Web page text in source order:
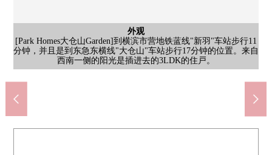
外观
[Park Homes大仓山Garden]到横滨市营地铁蓝线"新羽"车站步行11
分钟，并且是到东急东横线"大仓山"车站步行17分钟的位置。来自
西南一侧的阳光是插进去的3LDK的住戸。
门口
门口
其他
走廊
洗脸
盥洗台
厕所
厕所
公共汽车
浴室
其他当地
专用院子
其他当地
专用院子
外观
外观
外观
[当地外观照片]2021年12月築，三井不动产RESIDENTIAL株式会
社开发并分售。智能快递柜被共用部设定。不关系到在家、不
在，可以行李的领取。
入口
种植被给予，被切身感到绿以及四季的变化。57户总户数。三井
不动产RESIDENTIAL是株式会社开发并分售的RC造Mansion。
入口
[入口]植物的格林在有稳重的感的设计映照的入口。把居民和气地
接来。
入口
[入口]Mansion入口附近在打伞，因为有屋顶所以回家了的时候，
不惊慌失措而能把伞闭起来。
入口
[入口]有像酒店那样的高级感的宽敞的入口。是开放感觉充满的空
间。
入口
[入口]是有稳重的感的门被设立的精彩地有魅力的入口。经过提炼
的设计被从入口采用。
入口
[入口]是保养良好的整洁的入口。种植被给予，每天被感到自然。
其他
[信箱]居民专用的信箱被共用部设立。Mansion周围是购物设施在
步行10分钟的范围以内，容易依靠清静的住宅区生活的居住环
境。
共有部分
[垃圾堆放处]不为门被设置被使垃圾乌鸦荒芜而能到收集时间保管
垃圾。
其他
[自行车停放处]有保护自行车不受雨以及风侵害的屋顶的停放非机
动车空间被设立。在自行车的跌倒防止从属于有关怀的前轮台
灯。
共有部分
[自行车停放处]是也孩子的接送时候以及到大的公园的骑自行车时
好的非机动车停放处。请询问尚余的空位状况。
停车场
[停车场]是被为敷地内设定的平面停车场的样子。请详细询问尚余
的空位状况、利用费。
LIFE大仓山商店(约750m)
步行10分钟。营业时间是从9点到22点。便于回来变得用工作慢的
时候以及深夜的采购。
7-Eleven横滨太尾町商店(约550m)
步行7分钟。
横浜太尾郵便局(约270m)
步行4分钟。
横浜市立太尾小学校(约300m)
步行4分钟。
横滨市立概要中学(约1100m)
步行14分钟。